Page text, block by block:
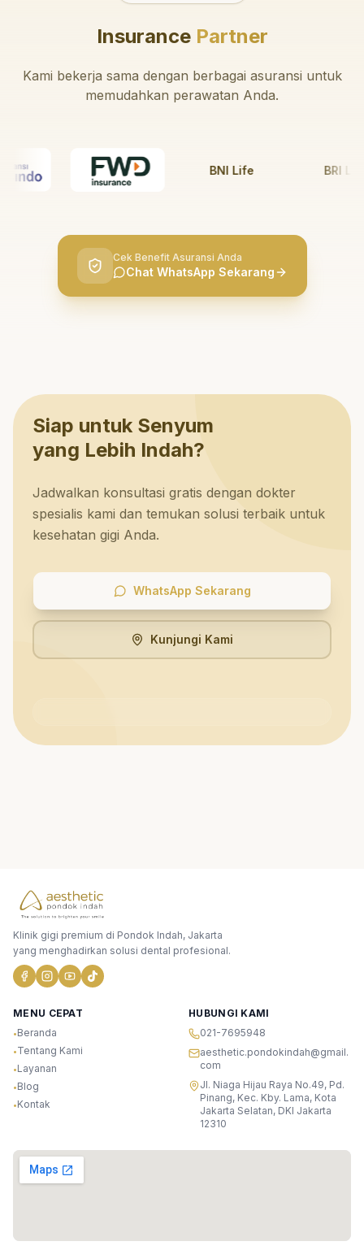
InsurancePartner
Kami bekerja sama dengan berbagai asuransi untuk
memudahkan perawatan Anda.
BNI Life BRI Life
Cek Benefit Asuransi Anda
Chat WhatsApp Sekarang
Siap untuk Senyum
yang Lebih Indah?
Jadwalkan konsultasi gratis dengan dokter
spesialis kami dan temukan solusi terbaik untuk
kesehatan gigi Anda.
WhatsApp Sekarang
Kunjungi Kami
Klinik gigi premium di Pondok Indah, Jakarta
yang menghadirkan solusi dental profesional.
MENU CEPAT
•Beranda
•Tentang Kami
•Layanan
•Blog
•Kontak
HUBUNGI KAMI
021-7695948
aesthetic.pondokindah@gmail.
com
Jl. Niaga Hijau Raya No.49, Pd.
Pinang, Kec. Kby. Lama, Kota
Jakarta Selatan, DKI Jakarta
12310